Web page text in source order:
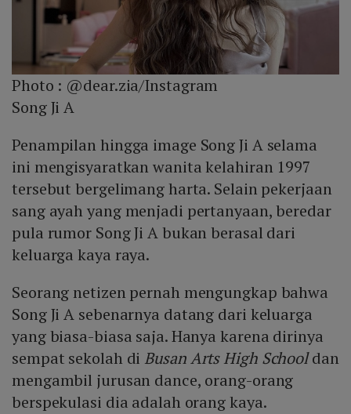
Photo : @dear.zia/Instagram
Song Ji A
Penampilan hingga image Song Ji A selama
ini mengisyaratkan wanita kelahiran 1997
tersebut bergelimang harta. Selain pekerjaan
sang ayah yang menjadi pertanyaan, beredar
pula rumor Song Ji A bukan berasal dari
keluarga kaya raya.
Seorang netizen pernah mengungkap bahwa
Song Ji A sebenarnya datang dari keluarga
yang biasa-biasa saja. Hanya karena dirinya
sempat sekolah di Busan Arts High Schooldan
mengambil jurusan dance, orang-orang
berspekulasi dia adalah orang kaya.